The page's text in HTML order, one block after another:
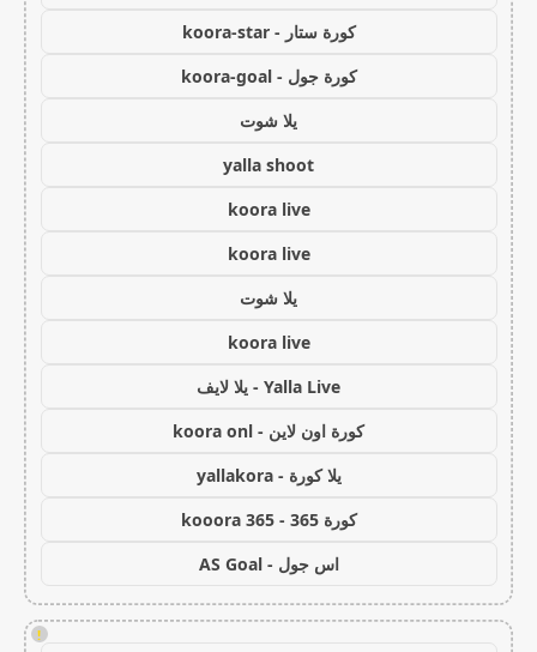
كورة ستار - koora-star
كورة جول - koora-goal
يلا شوت
yalla shoot
koora live
koora live
يلا شوت
koora live
Yalla Live - يلا لايف
كورة اون لاين - koora onl
يلا كورة - yallakora
كورة 365 - kooora 365
اس جول - AS Goal
!